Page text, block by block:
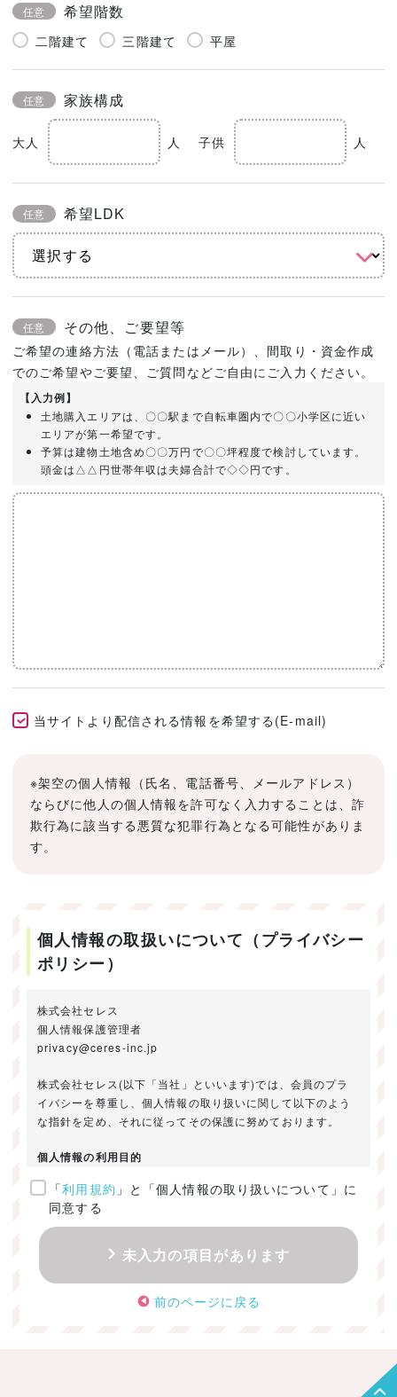
任意 希望階数
二階建て 三階建て 平屋
任意 家族構成
大人 人 子供 人
任意 希望LDK
任意 その他、ご要望等
ご希望の連絡方法（電話またはメール）、間取り・資金作成
でのご希望やご要望、ご質問などご自由にご入力ください。
【入力例】
土地購入エリアは、〇〇駅まで自転車圏内で〇〇小学区に近い
エリアが第一希望です。
予算は建物土地含め〇〇万円で〇〇坪程度で検討しています。
頭金は△△円世帯年収は夫婦合計で◇◇円です。
当サイトより配信される情報を希望する(E-mail)
※架空の個人情報（氏名、電話番号、メールアドレス）
ならびに他人の個人情報を許可なく入力することは、詐
欺行為に該当する悪質な犯罪行為となる可能性がありま
す。
個人情報の取扱いについて（プライバシー
ポリシー）
株式会社セレス
個人情報保護管理者
privacy@ceres-inc.jp
株式会社セレス(以下「当社」といいます)では、会員のプラ
イバシーを尊重し、個人情報の取り扱いに関して以下のよう
な指針を定め、それに従ってその保護に努めております。
個人情報の利用目的
ご提供いただきました個人情報は、以下のためにのみ利用い
たします。
・お問い合わせに対する回答及び資料送付のご連絡
・当社のお客様向けサービスの提供
・本人確認
・サービスの開発・改善のための分析
「利用規約 」と「個人情報の取り扱いについて」に
同意する
未入力の項目があります
前のページに戻る